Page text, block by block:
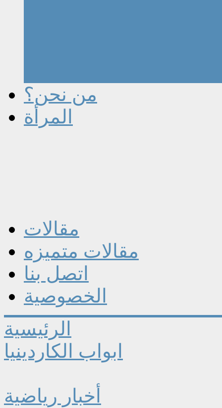
من نحن؟
المرأة
مقالات
مقالات متميزه
اتصل بنا
الخصوصية
الرئيسية
ابواب الكاردينيا
أخبار رياضية